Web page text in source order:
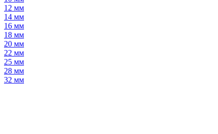
12 мм
14 мм
16 мм
18 мм
20 мм
22 мм
25 мм
28 мм
32 мм